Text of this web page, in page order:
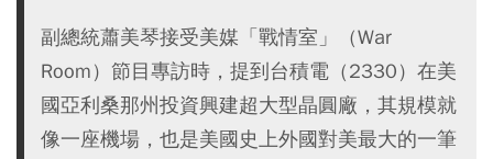
副總統蕭美琴接受美媒「戰情室」（War
Room）節目專訪時，提到台積電（2330）在美
國亞利桑那州投資興建超大型晶圓廠，其規模就
像一座機場，也是美國史上外國對美最大的一筆